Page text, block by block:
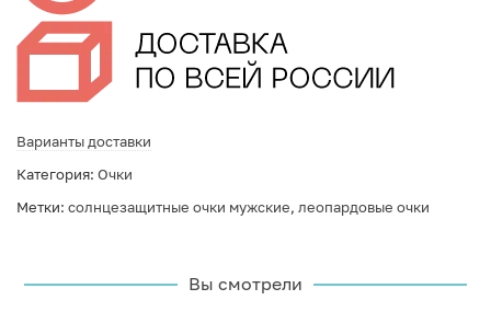
Варианты доставки
Категория: Очки
Метки: солнцезащитные очки мужские, леопардовые очки
Вы смотрели